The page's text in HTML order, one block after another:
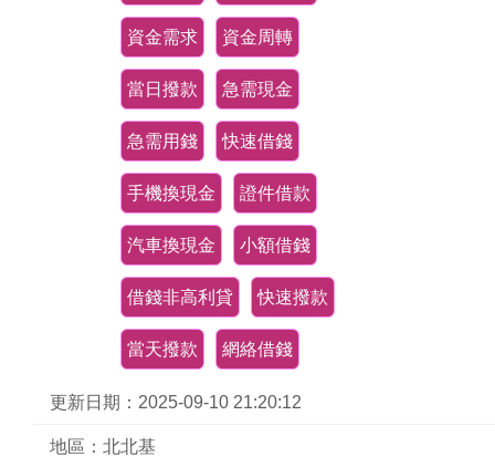
資金需求 資金周轉
當日撥款 急需現金
急需用錢 快速借錢
手機換現金 證件借款
汽車換現金 小額借錢
借錢非高利貸 快速撥款
當天撥款 網絡借錢
更新日期：2025-09-10 21:20:12
地區：北北基